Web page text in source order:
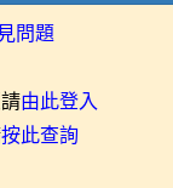
問題
由此登入
按此查詢